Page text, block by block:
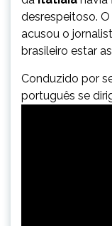
desrespeitoso.
acusou o
brasileiro estar
Conduzido por
português se